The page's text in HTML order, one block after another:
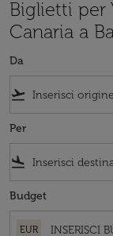
Biglietti per
Canaria a
Da
flight_takeoff
Per
flight_land
Budget
EUR